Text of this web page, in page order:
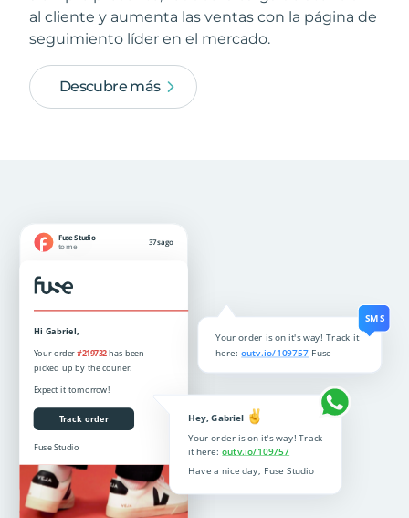
al cliente y aumenta las ventas con la página de
seguimiento líder en el mercado.
Descubre más